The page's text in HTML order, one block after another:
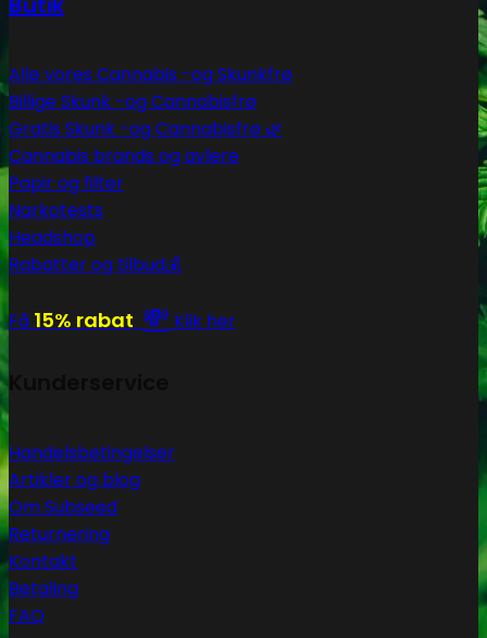
Alle vores Cannabis -og Skunkfrø
Billige Skunk -og Cannabisfrø
Gratis Skunk -og Cannabisfrø 🌿
Cannabis brands og avlere
Papir og filter
Narkotests
Headshop
Rabatter og tilbud💰
Få 15% rabat 💸 Klik her
Handelsbetingelser
Artikler og blog
Om Subseed
Returnering
Kontakt
Betaling
FAQ